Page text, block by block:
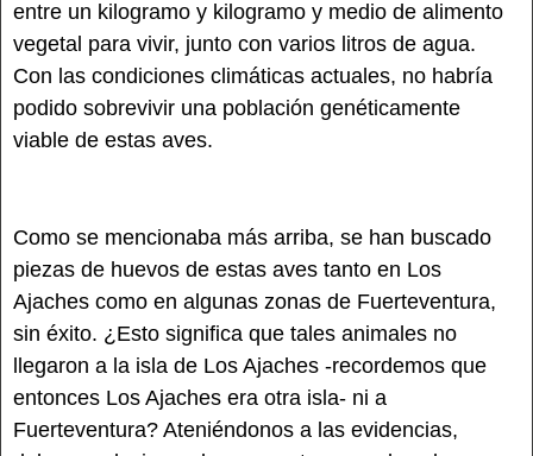
entre un kilogramo y kilogramo y medio de alimento
vegetal para vivir, junto con varios litros de agua.
Con las condiciones climáticas actuales, no habría
podido sobrevivir una población genéticamente
viable de estas aves.
Como se mencionaba más arriba, se han buscado
piezas de huevos de estas aves tanto en Los
Ajaches como en algunas zonas de Fuerteventura,
sin éxito. ¿Esto significa que tales animales no
llegaron a la isla de Los Ajaches -recordemos que
entonces Los Ajaches era otra isla- ni a
Fuerteventura? Ateniéndonos a las evidencias,